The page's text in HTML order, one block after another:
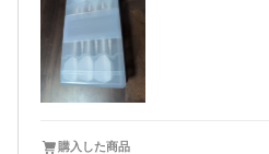
購入した商品